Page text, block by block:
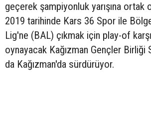
geçerek şampiyonluk yarışına ortak
2019 tarihinde Kars 36 Spor ile
Lig'ne (BAL) çıkmak için play-of
oynayacak Kağızman Gençler Birliği
da Kağızman'da sürdürüyor.